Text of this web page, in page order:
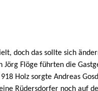
doch das sollte sich
Jörg Flöge führten die
Holz sorgte Andreas
Rüdersdorfer noch auf